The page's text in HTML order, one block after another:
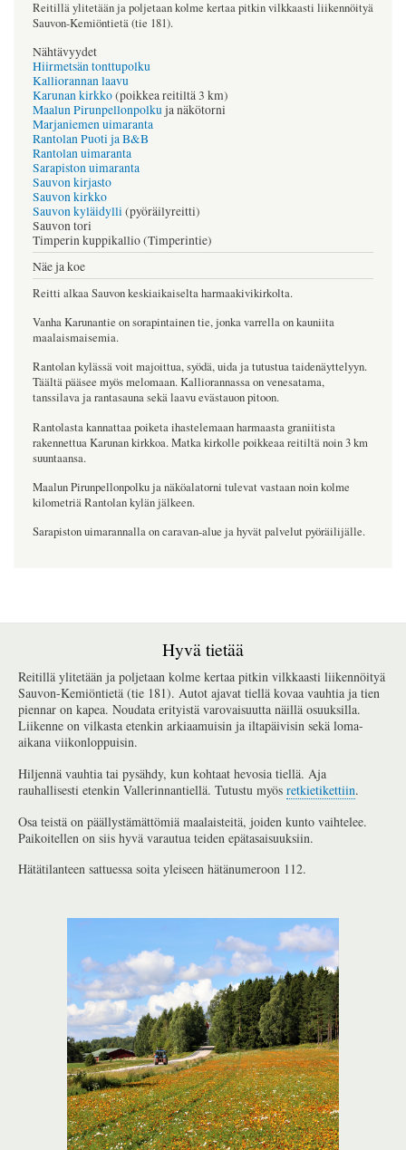
Reitillä ylitetään ja poljetaan kolme kertaa pitkin vilkkaasti liikennöityä
Sauvon-Kemiöntietä (tie 181).
Nähtävyydet
Hiirmetsän tonttupolku
Kalliorannan laavu
Karunan kirkko(poikkea reitiltä 3 km)
Maalun Pirunpellonpolkuja näkötorni
Marjaniemen uimaranta
Rantolan Puoti ja B&B
Rantolan uimaranta
Sarapiston uimaranta
Sauvon kirjasto
Sauvon kirkko
Sauvon kyläidylli(pyöräilyreitti)
Sauvon tori
Timperin kuppikallio (Timperintie)
Näe ja koe
Reitti alkaa Sauvon keskiaikaiselta harmaakivikirkolta.
Vanha Karunantie on sorapintainen tie, jonka varrella on kauniita
maalaismaisemia.
Rantolan kylässä voit majoittua, syödä, uida ja tutustua taidenäyttelyyn.
Täältä pääsee myös melomaan. Kalliorannassa on venesatama,
tanssilava ja rantasauna sekä laavu evästauon pitoon.
Rantolasta kannattaa poiketa ihastelemaan harmaasta graniitista
rakennettua Karunan kirkkoa. Matka kirkolle poikkeaa reitiltä noin 3 km
suuntaansa.
Maalun Pirunpellonpolku ja näköalatorni tulevat vastaan noin kolme
kilometriä Rantolan kylän jälkeen.
Sarapiston uimarannalla on caravan-alue ja hyvät palvelut pyöräilijälle.
Hyvä tietää
Reitillä ylitetään ja poljetaan kolme kertaa pitkin vilkkaasti liikennöityä
Sauvon-Kemiöntietä (tie 181). Autot ajavat tiellä kovaa vauhtia ja tien
piennar on kapea. Noudata erityistä varovaisuutta näillä osuuksilla.
Liikenne on vilkasta etenkin arkiaamuisin ja iltapäivisin sekä loma-
aikana viikonloppuisin.
Hiljennä vauhtia tai pysähdy, kun kohtaat hevosia tiellä. Aja
rauhallisesti etenkin Vallerinnantiellä. Tutustu myös retkietikettiin.
Osa teistä on päällystämättömiä maalaisteitä, joiden kunto vaihtelee.
Paikoitellen on siis hyvä varautua teiden epätasaisuuksiin.
Hätätilanteen sattuessa soita yleiseen hätänumeroon 112.